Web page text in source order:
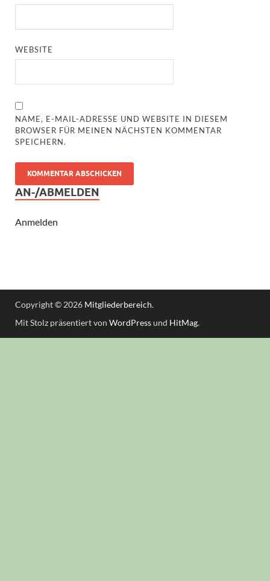
WEBSITE
NAME, E-MAIL-ADRESSE UND WEBSITE IN DIESEM
BROWSER FÜR MEINEN NÄCHSTEN KOMMENTAR
SPEICHERN.
AN-/ABMELDEN
Anmelden
Copyright © 2026 Mitgliederbereich.
Mit Stolz präsentiert von WordPressund HitMag.